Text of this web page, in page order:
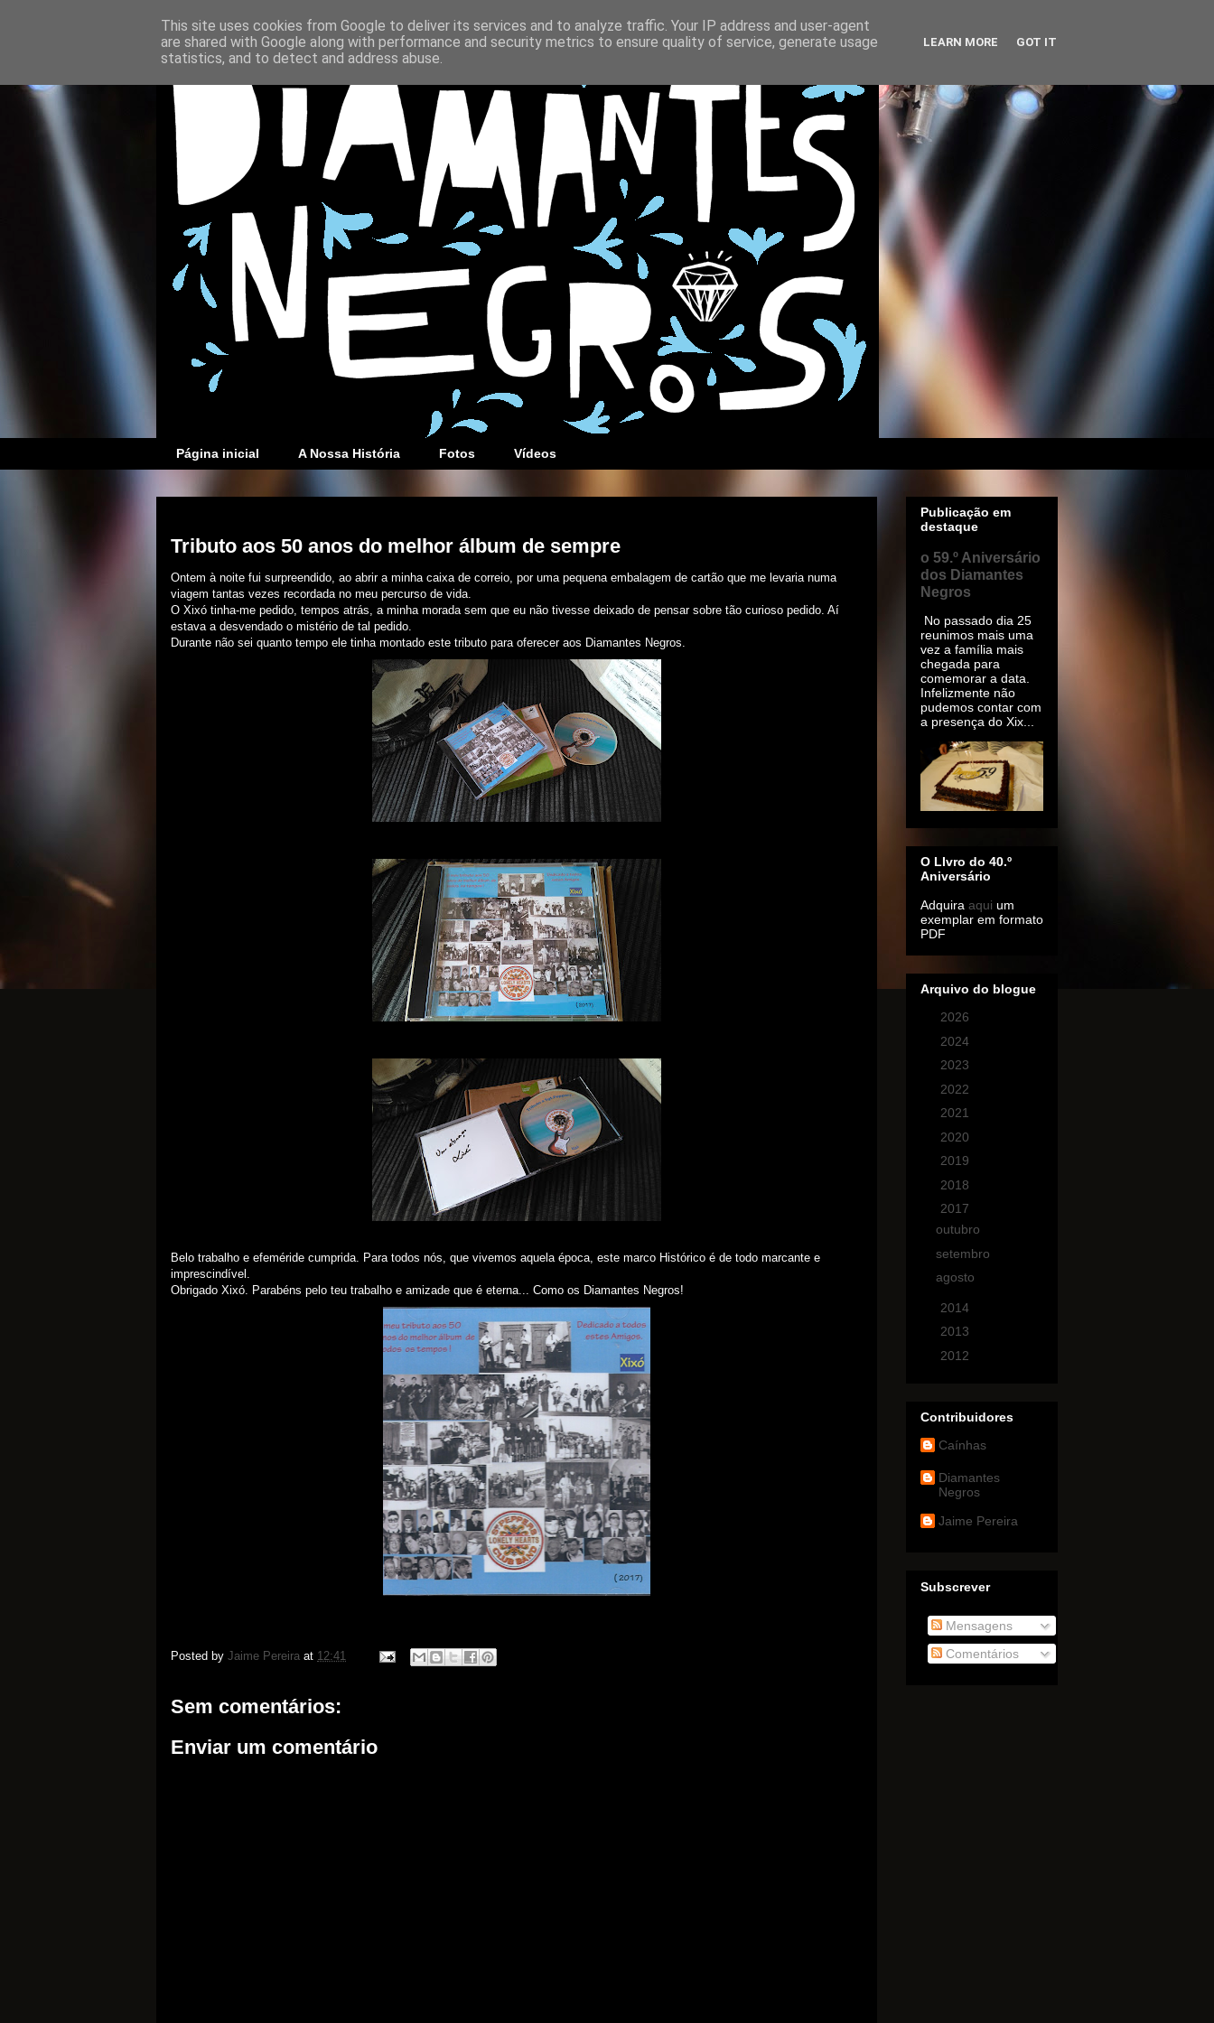
Página inicial A Nossa História Fotos Vídeos
Tributo aos 50 anos do melhor álbum de sempre
Ontem à noite fui surpreendido, ao abrir a minha caixa de correio, por uma pequena embalagem de cartão que me levaria numa
viagem tantas vezes recordada no meu percurso de vida.
O Xixó tinha-me pedido, tempos atrás, a minha morada sem que eu não tivesse deixado de pensar sobre tão curioso pedido. Aí
estava a desvendado o mistério de tal pedido.
Durante não sei quanto tempo ele tinha montado este tributo para oferecer aos Diamantes Negros.
Belo trabalho e efeméride cumprida. Para todos nós, que vivemos aquela época, este marco Histórico é de todo marcante e
imprescindível.
Obrigado Xixó. Parabéns pelo teu trabalho e amizade que é eterna... Como os Diamantes Negros!
Posted by Jaime Pereira at 12:41
Sem comentários:
Enviar um comentário
Publicação em
destaque
o 59.º Aniversário
dos Diamantes
Negros
No passado dia 25
reunimos mais uma
vez a família mais
chegada para
comemorar a data.
Infelizmente não
pudemos contar com
a presença do Xix...
O LIvro do 40.º
Aniversário
Adquira aqui um
exemplar em formato
PDF
Arquivo do blogue
2026
2024
2023
2022
2021
2020
2019
2018
2017
outubro
setembro
agosto
2014
2013
2012
Contribuidores
Caínhas
Diamantes
Negros
Jaime Pereira
Subscrever
Mensagens
Comentários
This site uses cookies from Google to deliver its services and to analyze traffic. Your IP address and user-agent
are shared with Google along with performance and security metrics to ensure quality of service, generate usage
statistics, and to detect and address abuse.
LEARN MORE GOT IT